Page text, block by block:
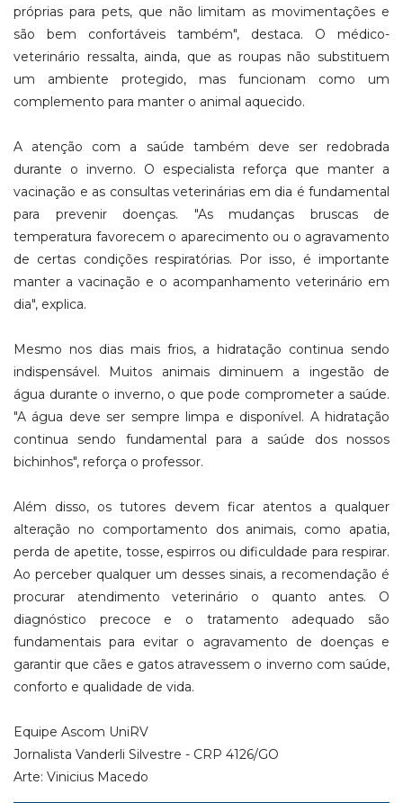
próprias para pets, que não limitam as movimentações e
são bem confortáveis também", destaca. O médico-
veterinário ressalta, ainda, que as roupas não substituem
um ambiente protegido, mas funcionam como um
complemento para manter o animal aquecido.
A atenção com a saúde também deve ser redobrada
durante o inverno. O especialista reforça que manter a
vacinação e as consultas veterinárias em dia é fundamental
para prevenir doenças. "As mudanças bruscas de
temperatura favorecem o aparecimento ou o agravamento
de certas condições respiratórias. Por isso, é importante
manter a vacinação e o acompanhamento veterinário em
dia", explica.
Mesmo nos dias mais frios, a hidratação continua sendo
indispensável. Muitos animais diminuem a ingestão de
água durante o inverno, o que pode comprometer a saúde.
"A água deve ser sempre limpa e disponível. A hidratação
continua sendo fundamental para a saúde dos nossos
bichinhos", reforça o professor.
Além disso, os tutores devem ficar atentos a qualquer
alteração no comportamento dos animais, como apatia,
perda de apetite, tosse, espirros ou dificuldade para respirar.
Ao perceber qualquer um desses sinais, a recomendação é
procurar atendimento veterinário o quanto antes. O
diagnóstico precoce e o tratamento adequado são
fundamentais para evitar o agravamento de doenças e
garantir que cães e gatos atravessem o inverno com saúde,
conforto e qualidade de vida.
Equipe Ascom UniRV
Jornalista Vanderli Silvestre - CRP 4126/GO
Arte: Vinicius Macedo